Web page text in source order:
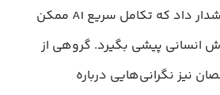
پیشگامان حوزه) هشدار داد که تکامل سریع AI ممکن
انسانی پیشی بگیرد. گروهی از
نیز نگرانی‌هایی درباره